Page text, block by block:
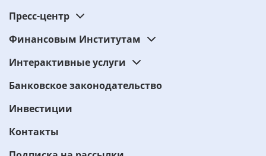
Пресс-центр
Финансовым Институтам
Интерактивные услуги
Банковское законодательство
Инвестиции
Контакты